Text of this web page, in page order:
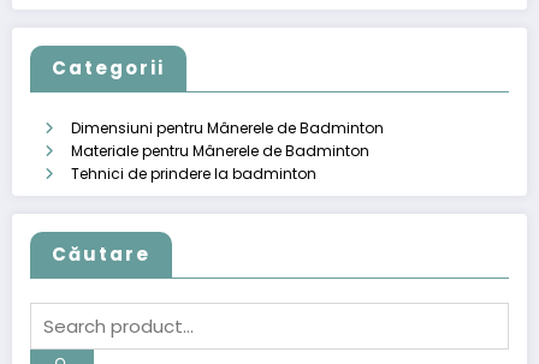
Categorii
Dimensiuni pentru Mânerele de Badminton
Materiale pentru Mânerele de Badminton
Tehnici de prindere la badminton
Căutare